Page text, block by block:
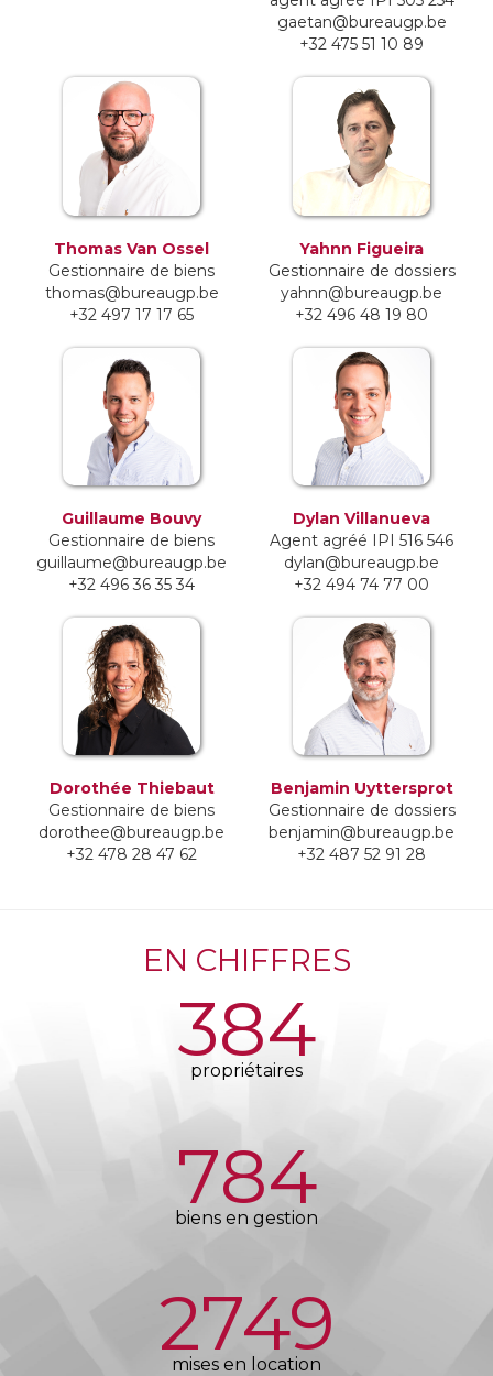
gaetan@bureaugp.be
+32 475 51 10 89
Thomas Van Ossel
Gestionnaire de biens
thomas@bureaugp.be
+32 497 17 17 65
Yahnn Figueira
Gestionnaire de dossiers
yahnn@bureaugp.be
+32 496 48 19 80
Guillaume Bouvy
Gestionnaire de biens
guillaume@bureaugp.be
+32 496 36 35 34
Dylan Villanueva
Agent agréé IPI 516 546
dylan@bureaugp.be
+32 494 74 77 00
Dorothée Thiebaut
Gestionnaire de biens
dorothee@bureaugp.be
+32 478 28 47 62
Benjamin Uyttersprot
Gestionnaire de dossiers
benjamin@bureaugp.be
+32 487 52 91 28
EN CHIFFRES
384
propriétaires
784
biens en gestion
2754
mises en location